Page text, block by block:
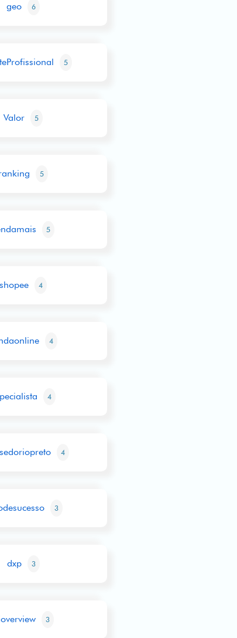
geo 6
5
Valor 5
5
5
shopee 4
4
4
4
3
dxp 3
3